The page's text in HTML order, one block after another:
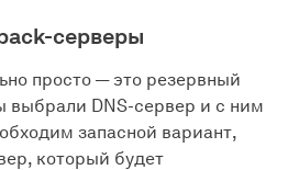
серверы
просто — это резервный
выбрали DNS-сервер и с ним
запасной вариант,
который будет